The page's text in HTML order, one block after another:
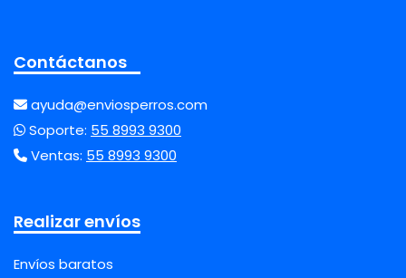
Contáctanos
ayuda@enviosperros.com
Soporte: 55 8993 9300
Ventas: 55 8993 9300
Realizar envíos
Envíos baratos